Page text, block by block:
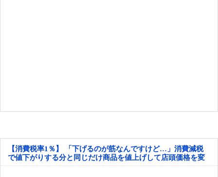
【消費税率1％】 「下げるのが筋なんですけど…」消費減税
で値下がりする分と同じだけ商品を値上げして店頭価格を変
えない店も